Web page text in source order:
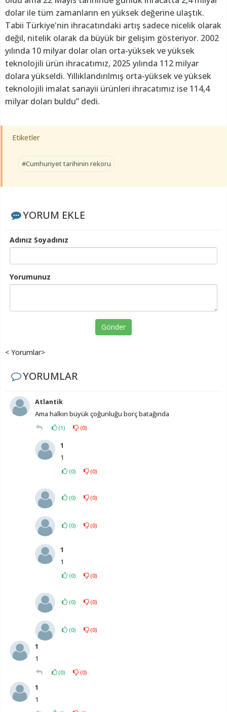
dolar ile tüm zamanların en yüksek değerine ulaştık.
Tabii Türkiye'nin ihracatındaki artış sadece nicelik olarak
değil, nitelik olarak da büyük bir gelişim gösteriyor. 2002
yılında 10 milyar dolar olan orta-yüksek ve yüksek
teknolojili ürün ihracatımız, 2025 yılında 112 milyar
dolara yükseldi. Yıllıklandırılmış orta-yüksek ve yüksek
teknolojili imalat sanayii ürünleri ihracatımız ise 114,4
milyar doları buldu” dedi.
Etiketler
#Cumhuriyet tarihinin rekoru
YORUM EKLE
Adınız Soyadınız
Yorumunuz
Gönder
< Yorumlar>
YORUMLAR
Atlantik
Ama halkın büyük çoğunluğu borç batağında
(1) (0)
1
1
(0) (0)
(0) (0)
(0) (0)
1
1
(0) (0)
(0) (0)
(0) (0)
1
1
(0) (0)
1
1